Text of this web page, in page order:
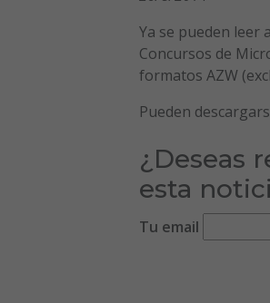
Ya se pueden leer
Concursos de
formatos AZW
Pueden
¿Deseas
esta
Tu email